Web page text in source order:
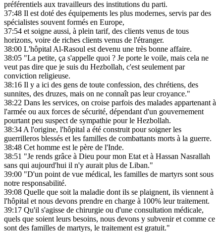
préférentiels aux travailleurs des institutions du parti.
37:48 Il est doté des équipements les plus modernes, servis par des
spécialistes souvent formés en Europe,
37:54 et soigne aussi, à plein tarif, des clients venus de tous
horizons, voire de riches clients venus de l'étranger.
38:00 L'hôpital Al-Rasoul est devenu une très bonne affaire.
38:05 "La petite, ça s'appelle quoi ? Je porte le voile, mais cela ne
veut pas dire que je suis du Hezbollah, c'est seulement par
conviction religieuse.
38:16 Il y a ici des gens de toute confession, des chrétiens, des
sunnites, des druzes, mais on ne connaît pas leur croyance."
38:22 Dans les services, on croise parfois des malades appartenant à
l'armée ou aux forces de sécurité, dépendant d'un gouvernement
pourtant peu suspect de sympathie pour le Hezbollah.
38:34A l'origine, l'hôpital a été construit pour soigner les
guerrilleros blessés et les familles de combattants morts à la guerre.
38:48 Cet homme est le père de l'Inde.
38:51 "Je rends grâce à Dieu pour mon Etat et à Hassan Nasrallah
sans qui aujourd'hui il n'y aurait plus de Liban."
39:00 "D'un point de vue médical, les familles de martyrs sont sous
notre responsabilité.
39:08 Quelle que soit la maladie dont ils se plaignent, ils viennent à
l'hôpital et nous devons prendre en charge à 100% leur traitement.
39:17 Qu'il s'agisse de chirurgie ou d'une consultation médicale,
quels que soient leurs besoins, nous devons y subvenir et comme ce
sont des familles de martyrs, le traitement est gratuit."